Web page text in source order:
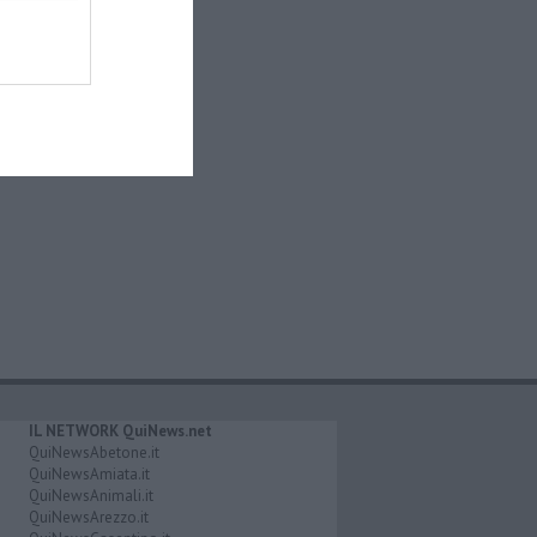
IL NETWORK QuiNews.net
QuiNewsAbetone.it
QuiNewsAmiata.it
QuiNewsAnimali.it
QuiNewsArezzo.it